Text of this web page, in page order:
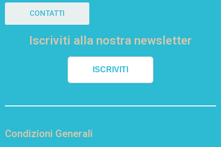
CONTATTI
Iscriviti alla nostra newsletter
ISCRIVITI
Condizioni Generali